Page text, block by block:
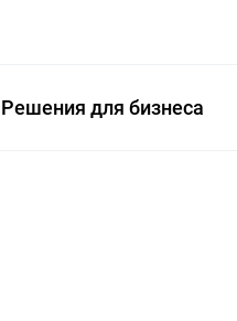
Решения для бизнеса